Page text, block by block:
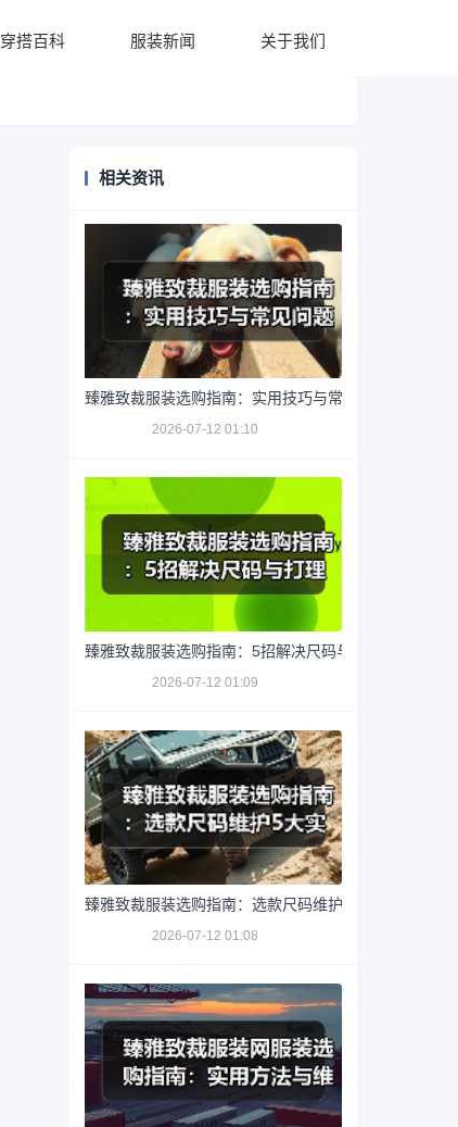
穿搭百科 服装新闻 关于我们
相关资讯
臻雅致裁服装选购指南：实用技巧与常见问题解析
2026-07-12 01:10
臻雅致裁服装选购指南：5招解决尺码与打理难题
2026-07-12 01:09
臻雅致裁服装选购指南：选款尺码维护5大实用方法
2026-07-12 01:08